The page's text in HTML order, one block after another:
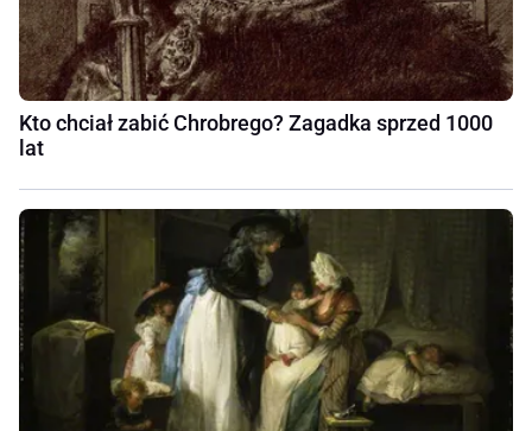
Kto chciał zabić Chrobrego? Zagadka sprzed 1000
lat